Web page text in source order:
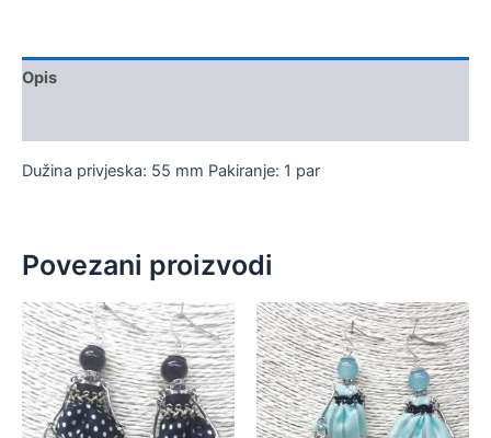
Opis
Dužina privjeska: 55 mm Pakiranje: 1 par
Povezani proizvodi